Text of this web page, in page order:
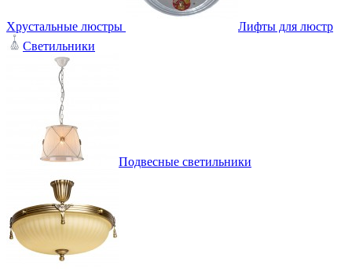
Хрустальные люстры
Лифты для люстр
Светильники
Подвесные светильники